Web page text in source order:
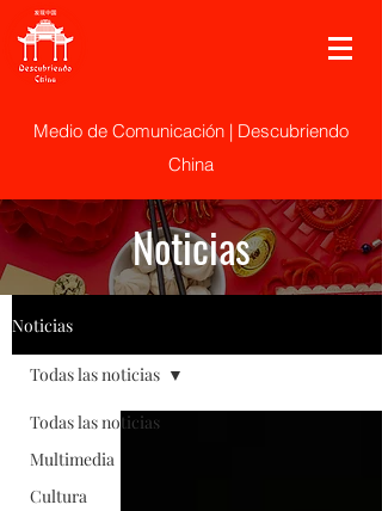
Medio de Comunicación | Descubriendo
China
Noticias
Noticias
Todas las noticias
Multimedia
Cultura
Todas las noticias